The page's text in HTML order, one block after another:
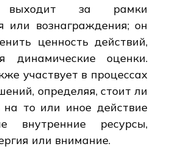
выходит за рамки
или вознаграждения; он
ценность действий,
динамические оценки.
участвует в процессах
определяя, стоит ли
на то или иное действие
внутренние ресурсы,
или внимание.